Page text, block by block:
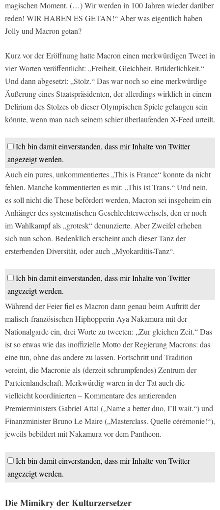
magischen Moment. (…) Wir werden in 100 Jahren wieder darüber
reden! WIR HABEN ES GETAN!“ Aber was eigentlich haben
Jolly und Macron getan?
Kurz vor der Eröffnung hatte Macron einen merkwürdigen Tweet in
vier Worten veröffentlicht: „Freiheit, Gleichheit, Brüderlichkeit.“
Und dann abgesetzt: „Stolz.“ Das war noch so eine merkwürdige
Äußerung eines Staatspräsidenten, der allerdings wirklich in einem
Delirium des Stolzes ob dieser Olympischen Spiele gefangen sein
könnte, wenn man nach seinem schier überlaufenden X-Feed urteilt.
Ich bin damit einverstanden, dass mir Inhalte von Twitter
angezeigt werden.
Auch ein pures, unkommentiertes „This is France“ konnte da nicht
fehlen. Manche kommentierten es mit: „This ist Trans.“ Und nein,
es soll nicht die These befördert werden, Macron sei insgeheim ein
Anhänger des systematischen Geschlechterwechsels, den er noch
im Wahlkampf als „grotesk“ denunzierte. Aber Zweifel erheben
sich nun schon. Bedenklich erscheint auch dieser Tanz der
ersterbenden Diversität, oder auch „Myokarditis-Tanz“.
Ich bin damit einverstanden, dass mir Inhalte von Twitter
angezeigt werden.
Während der Feier fiel es Macron dann genau beim Auftritt der
malisch-französischen Hiphopperin Aya Nakamura mit der
Nationalgarde ein, drei Worte zu tweeten: „Zur gleichen Zeit.“ Das
ist so etwas wie das inoffizielle Motto der Regierung Macrons: das
eine tun, ohne das andere zu lassen. Fortschritt und Tradition
vereint, die Macronie als (derzeit schrumpfendes) Zentrum der
Parteienlandschaft. Merkwürdig waren in der Tat auch die –
vielleicht koordinierten – Kommentare des amtierenden
Premierministers Gabriel Attal („Name a better duo, I’ll wait.“) und
Finanzminister Bruno Le Maire („Masterclass. Quelle cérémonie!“),
jeweils bebildert mit Nakamura vor dem Pantheon.
Ich bin damit einverstanden, dass mir Inhalte von Twitter
angezeigt werden.
Die Mimikry der Kulturzersetzer